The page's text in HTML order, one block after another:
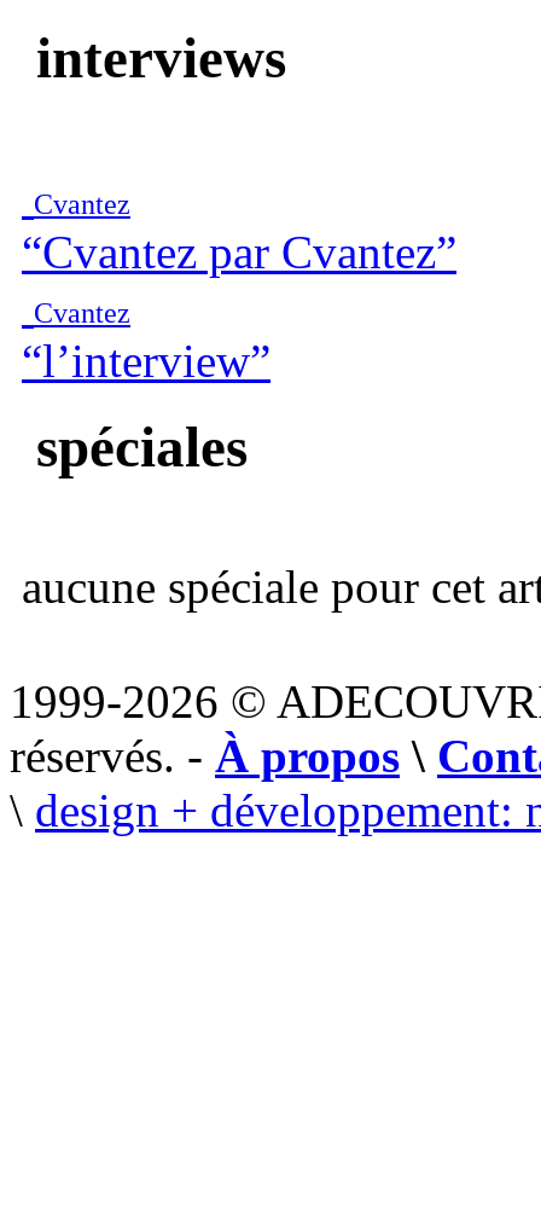
interviews
Cvantez
“Cvantez par Cvantez”
Cvantez
“l’interview”
spéciales
aucune spéciale pour cet
1999-2026 ©
réservés. - À propos \
\ design + développement: